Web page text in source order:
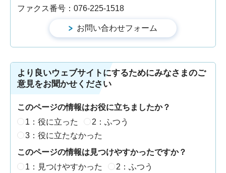
ファクス番号：076-225-1518
より良いウェブサイトにするためにみなさまのご
意見をお聞かせください
このページの情報はお役に立ちましたか？
1：役に立った
2：ふつう
3：役に立たなかった
このページの情報は見つけやすかったですか？
1：見つけやすかった
2：ふつう